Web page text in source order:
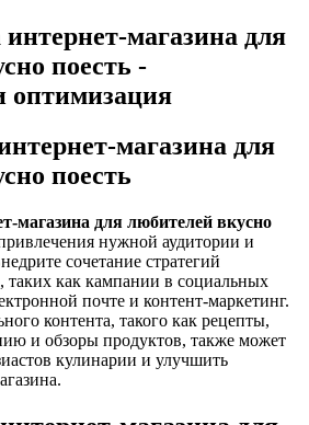
интернет-магазина для
поесть -
оптимизация
магазина для
поесть
магазина для любителей вкусно
нужной аудитории и
сочетание стратегий
таких как кампании в социальных
почте и контент-маркетинг.
контента, такого как рецепты,
и обзоры продуктов, также может
кулинарии и улучшить